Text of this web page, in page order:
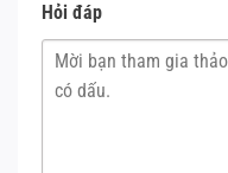
Hỏi đáp